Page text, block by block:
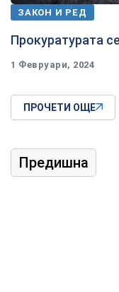
ЗАКОН И РЕД
Прокуратурата
1 Февруари, 2024
ПРОЧЕТИ ОЩЕ
Предишна